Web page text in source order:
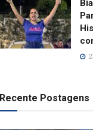
Recente Postagens